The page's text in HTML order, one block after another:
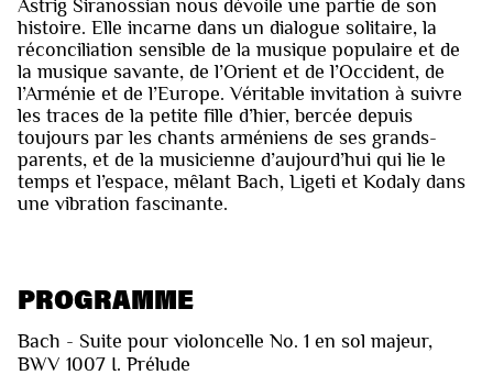
Astrig Siranossian nous dévoile une partie de son
histoire. Elle incarne dans un dialogue solitaire, la
réconciliation sensible de la musique populaire et de
la musique savante, de l’Orient et de l’Occident, de
l’Arménie et de l’Europe. Véritable invitation à suivre
les traces de la petite fille d’hier, bercée depuis
toujours par les chants arméniens de ses grands-
parents, et de la musicienne d’aujourd’hui qui lie le
temps et l’espace, mêlant Bach, Ligeti et Kodaly dans
une vibration fascinante.
PROGRAMME
Bach - Suite pour violoncelle No. 1 en sol majeur,
BWV 1007 I. Prélude